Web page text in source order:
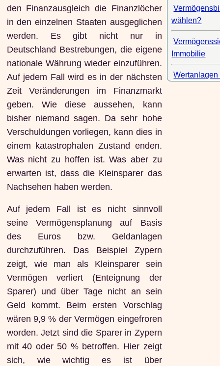
den Finanzausgleich die Finanzlöcher
in den einzelnen Staaten ausgeglichen
werden. Es gibt nicht nur in
Deutschland Bestrebungen, die eigene
nationale Währung wieder einzuführen.
Auf jedem Fall wird es in der nächsten
Zeit Veränderungen im Finanzmarkt
geben. Wie diese aussehen, kann
bisher niemand sagen. Da sehr hohe
Verschuldungen vorliegen, kann dies in
einem katastrophalen Zustand enden.
Was nicht zu hoffen ist. Was aber zu
erwarten ist, dass die Kleinsparer das
Nachsehen haben werden.
Auf jedem Fall ist es nicht sinnvoll
seine Vermögensplanung auf Basis
des Euros bzw. Geldanlagen
durchzuführen. Das Beispiel Zypern
zeigt, wie man als Kleinsparer sein
Vermögen verliert (Enteignung der
Sparer) und über Tage nicht an sein
Geld kommt. Beim ersten Vorschlag
wären 9,9 % der Vermögen eingefroren
worden. Jetzt sind die Sparer in Zypern
mit 40 oder 50 % betroffen. Hier zeigt
sich, wie wichtig es ist über
wählen?
Immobilie